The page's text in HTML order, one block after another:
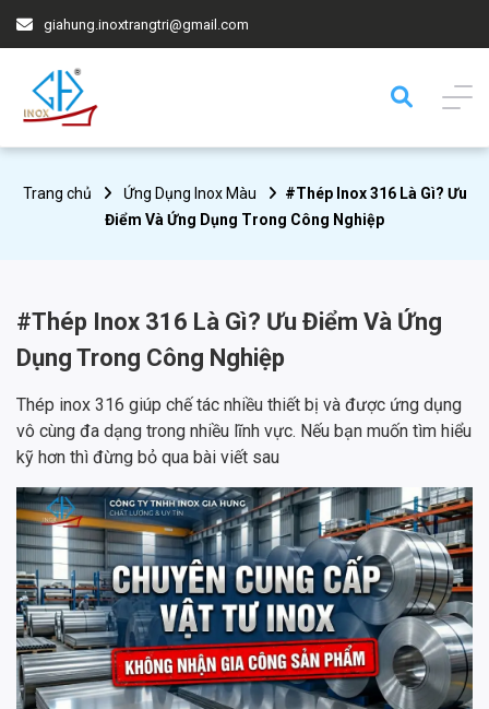
giahung.inoxtrangtri@gmail.com
Trang chủ Ứng Dụng Inox Màu
#Thép Inox 316 Là Gì? Ưu
Điểm Và Ứng Dụng Trong Công Nghiệp
#Thép Inox 316 Là Gì? Ưu Điểm Và Ứng
Dụng Trong Công Nghiệp
Thép inox 316 giúp chế tác nhiều thiết bị và được ứng dụng
vô cùng đa dạng trong nhiều lĩnh vực. Nếu bạn muốn tìm hiểu
kỹ hơn thì đừng bỏ qua bài viết sau